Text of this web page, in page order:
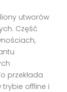
utworów
Część
przekłada
offline i